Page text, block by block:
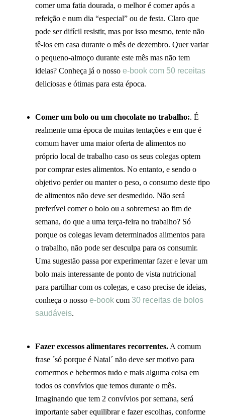
comer uma fatia dourada, o melhor é comer após a
refeição e num dia “especial” ou de festa. Claro que
pode ser difícil resistir, mas por isso mesmo, tente não
tê-los em casa durante o mês de dezembro. Quer variar
o pequeno-almoço durante este mês mas não tem
ideias? Conheça já o nosso e-book com 50 receitas
deliciosas e ótimas para esta época.
Comer um bolo ou um chocolate no trabalho:. É
realmente uma época de muitas tentações e em que é
comum haver uma maior oferta de alimentos no
próprio local de trabalho caso os seus colegas optem
por comprar estes alimentos. No entanto, e sendo o
objetivo perder ou manter o peso, o consumo deste tipo
de alimentos não deve ser desmedido. Não será
preferível comer o bolo ou a sobremesa ao fim de
semana, do que a uma terça-feira no trabalho? Só
porque os colegas levam determinados alimentos para
o trabalho, não pode ser desculpa para os consumir.
Uma sugestão passa por experimentar fazer e levar um
bolo mais interessante de ponto de vista nutricional
para partilhar com os colegas, e caso precise de ideias,
conheça o nosso e-book com 30 receitas de bolos
saudáveis.
Fazer excessos alimentares recorrentes. A comum
frase ´só porque é Natal´ não deve ser motivo para
comermos e bebermos tudo e mais alguma coisa em
todos os convívios que temos durante o mês.
Imaginando que tem 2 convívios por semana, será
importante saber equilibrar e fazer escolhas, conforme